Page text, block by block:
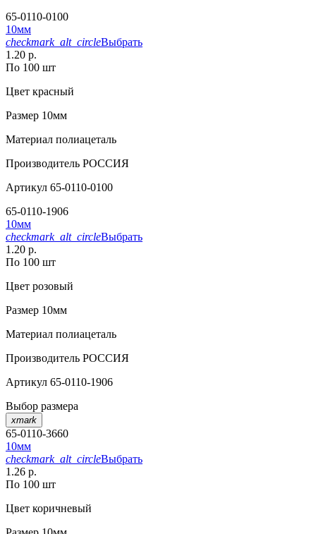
65-0110-0100
10мм
checkmark_alt_circleВыбрать
1.20 р.
По 100 шт
Цвет красный
Размер 10мм
Материал полиацеталь
Производитель РОССИЯ
Артикул 65-0110-0100
65-0110-1906
10мм
checkmark_alt_circleВыбрать
1.20 р.
По 100 шт
Цвет розовый
Размер 10мм
Материал полиацеталь
Производитель РОССИЯ
Артикул 65-0110-1906
Выбор размера
xmark
65-0110-3660
10мм
checkmark_alt_circleВыбрать
1.26 р.
По 100 шт
Цвет коричневый